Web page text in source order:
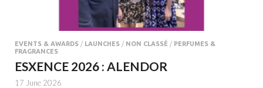
EVENTS & AWARDS / LAUNCHES / NON CLASSÉ / PERFUMES &
FRAGRANCES
ESXENCE 2026 : ALENDOR
17 June 2026